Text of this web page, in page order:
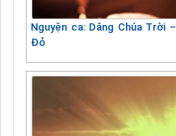
Nguyện ca: Dâng Chúa Trời
Đỏ